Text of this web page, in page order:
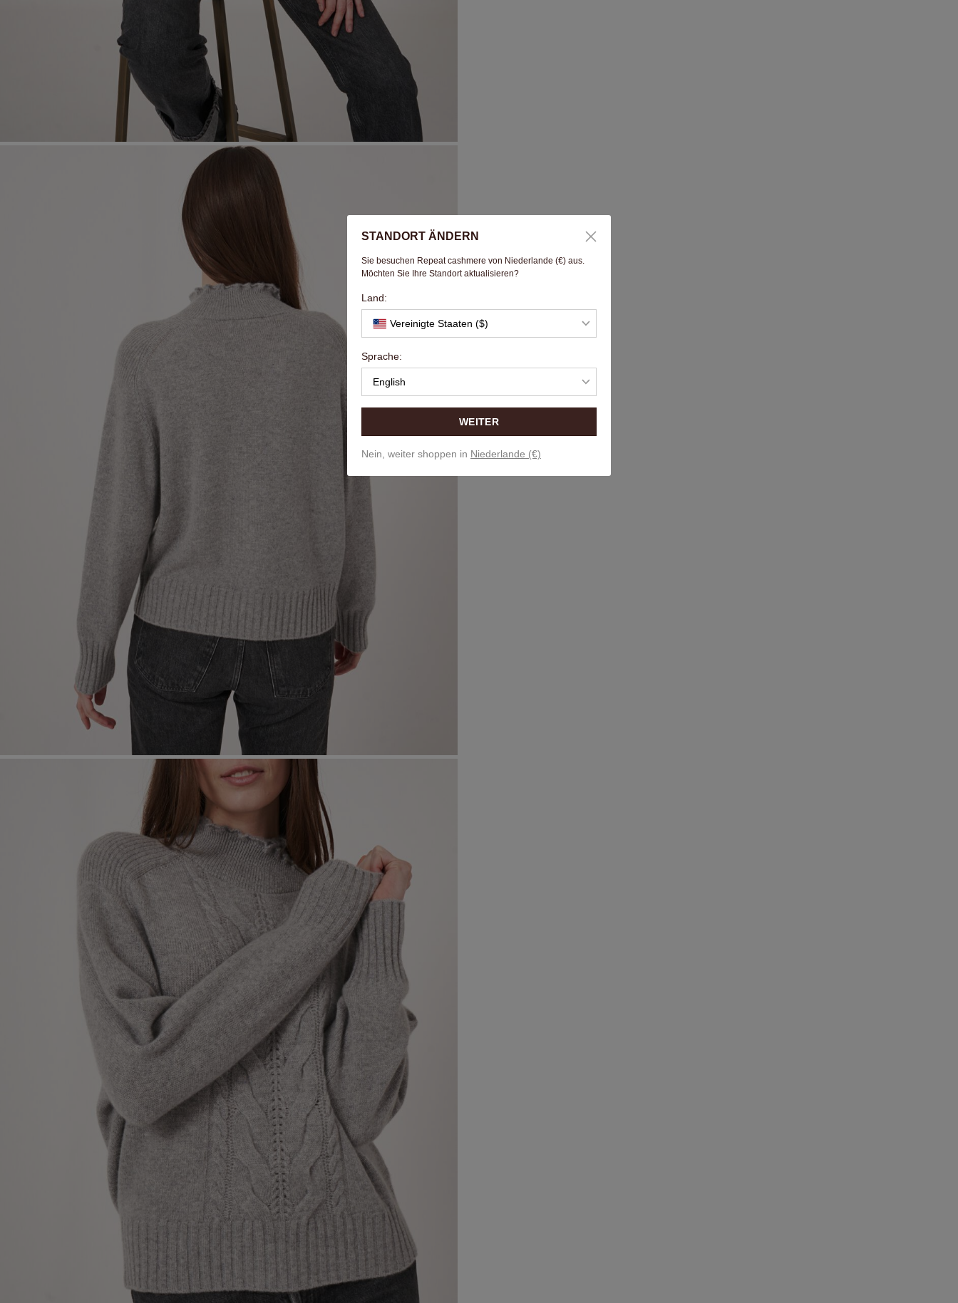
STANDORT ÄNDERN
Sie besuchen Repeat cashmere von Niederlande (€) aus.
Möchten Sie Ihre Standort aktualisieren?
Land:
Vereinigte Staaten ($)
Sprache:
English
WEITER
Nein, weiter shoppen in Niederlande (€)